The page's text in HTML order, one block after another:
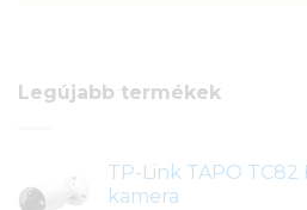
Legújabb termékek
TP-Link TAPO
kamera